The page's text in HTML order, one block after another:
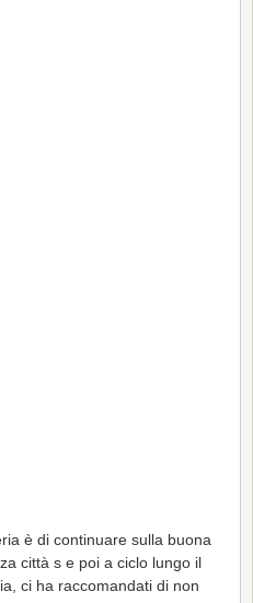
è di continuare sulla buona
città s e poi a ciclo lungo il
ci ha raccomandati di non